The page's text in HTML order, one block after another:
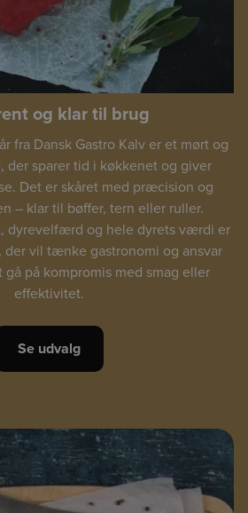
og klar til brug
fra Dansk Gastro Kalv er et mørt og
der sparer tid i køkkenet og giver
Det er skåret med præcision og
– klar til bøffer, tern eller ruller.
dyrevelfærd og hele dyrets værdi er
vil tænke gastronomi og ansvar
gå på kompromis med smag eller
effektivitet.
Se udvalg